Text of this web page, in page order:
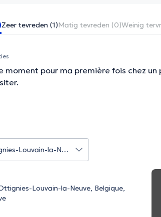
Zeer tevreden (1)Matig tevreden (0)Weinig
moment pour ma première fois chez un
Louvain-la-Neuve, Belgique,